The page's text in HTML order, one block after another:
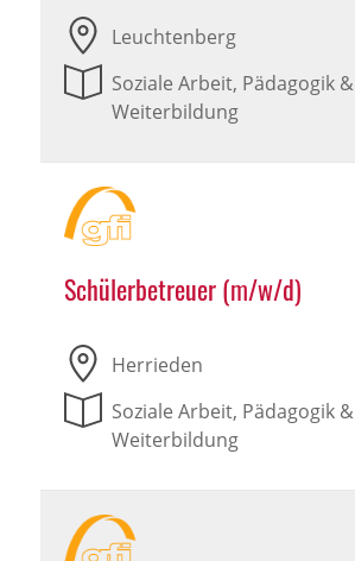
Leuchtenberg
Soziale Arbeit, Pädagogik &
Weiterbildung
Schülerbetreuer (m/w/d)
Herrieden
Soziale Arbeit, Pädagogik &
Weiterbildung